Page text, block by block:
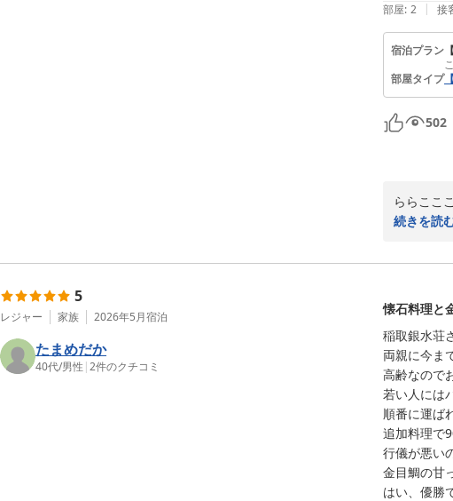
部屋: 2 | 接
宿泊プラン
部屋タイプ
502
ららここ
また、ご
館内の共
6階ラウ
「また、
これから
ます。
稲取温泉
2026-07-
続きを読
5
レジャー 家族 2026年5月宿泊
たまめだか
40代/男性 |2件のクチコミ
懐石料理と
稲取銀水荘
両親に今ま
高齢なので
若い人には
順番に運ば
追加料理で
行儀が悪い
金目鯛の甘
はい、優勝